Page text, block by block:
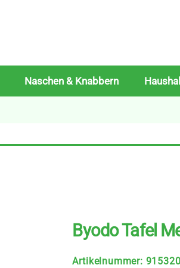
Naschen & Knabbern
Byodo Tafel
Artikelnummer: